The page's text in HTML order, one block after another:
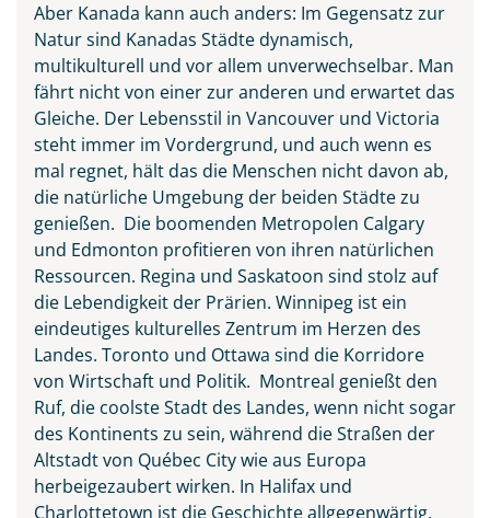
Ingonish Beach separated
between the Sea and the City,
Cape Breton Island
© Pugalenthi - stock.adobe.com
Aber Kanada kann auch anders: Im Gegensatz zur
Natur sind Kanadas Städte dynamisch,
multikulturell und vor allem unverwechselbar. Man
fährt nicht von einer zur anderen und erwartet das
Gleiche. Der Lebensstil in Vancouver und Victoria
steht immer im Vordergrund, und auch wenn es
mal regnet, hält das die Menschen nicht davon ab,
die natürliche Umgebung der beiden Städte zu
genießen. Die boomenden Metropolen Calgary
und Edmonton profitieren von ihren natürlichen
Ressourcen. Regina und Saskatoon sind stolz auf
die Lebendigkeit der Prärien. Winnipeg ist ein
eindeutiges kulturelles Zentrum im Herzen des
Landes. Toronto und Ottawa sind die Korridore
von Wirtschaft und Politik. Montreal genießt den
Ruf, die coolste Stadt des Landes, wenn nicht sogar
des Kontinents zu sein, während die Straßen der
Altstadt von Québec City wie aus Europa
herbeigezaubert wirken. In Halifax und
Charlottetown ist die Geschichte allgegenwärtig,